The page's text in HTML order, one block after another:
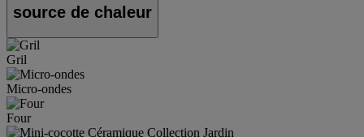
source de chaleur
Gril
Micro-ondes
Four